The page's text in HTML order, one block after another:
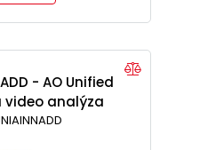
- AO Unified
analýza